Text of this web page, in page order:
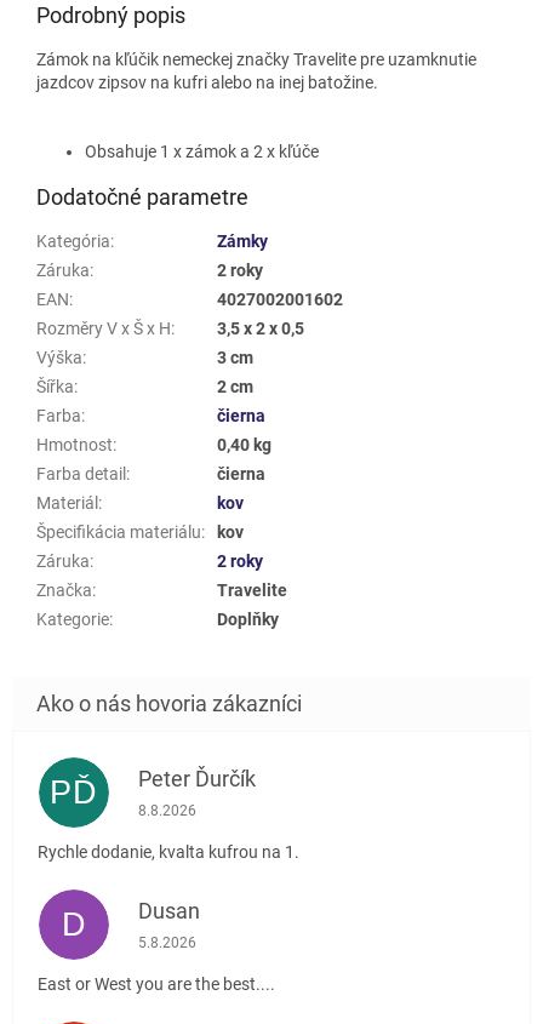
Podrobný popis
Zámok na kľúčik nemeckej značky Travelite pre uzamknutie
jazdcov zipsov na kufri alebo na inej batožine.
Obsahuje 1 x zámok a 2 x kľúče
Dodatočné parametre
Kategória:
Zámky
Záruka:
2 roky
EAN:
4027002001602
Rozměry V x Š x H:
3,5 x 2 x 0,5
Výška:
3 cm
Šířka:
2 cm
Farba:
čierna
Hmotnost:
0,40 kg
Farba detail :
čierna
Materiál :
kov
Špecifikácia materiálu:
kov
Záruka:
2 roky
Značka:
Travelite
Kategorie: Doplňky
PĎ Peter Ďurčík
Hodnotenie obchodu je 5 z 5 hviezdičiek.
8.8.2026
Rychle dodanie, kvalta kufrou na 1.
D Dusan
Hodnotenie obchodu je 5 z 5 hviezdičiek.
5.8.2026
East or West you are the best....